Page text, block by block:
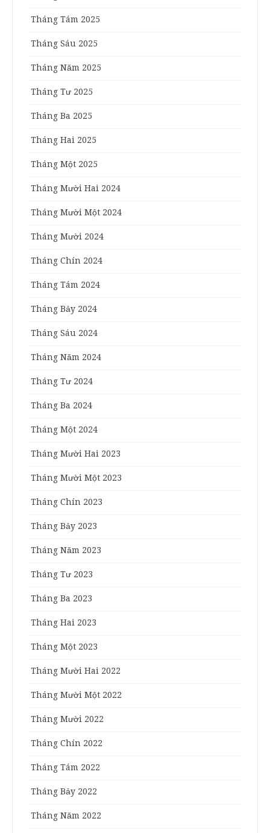
Tháng Tám 2025
Tháng Sáu 2025
Tháng Năm 2025
Tháng Tư 2025
Tháng Ba 2025
Tháng Hai 2025
Tháng Một 2025
Tháng Mười Hai 2024
Tháng Mười Một 2024
Tháng Mười 2024
Tháng Chín 2024
Tháng Tám 2024
Tháng Bảy 2024
Tháng Sáu 2024
Tháng Năm 2024
Tháng Tư 2024
Tháng Ba 2024
Tháng Một 2024
Tháng Mười Hai 2023
Tháng Mười Một 2023
Tháng Chín 2023
Tháng Bảy 2023
Tháng Năm 2023
Tháng Tư 2023
Tháng Ba 2023
Tháng Hai 2023
Tháng Một 2023
Tháng Mười Hai 2022
Tháng Mười Một 2022
Tháng Mười 2022
Tháng Chín 2022
Tháng Tám 2022
Tháng Bảy 2022
Tháng Năm 2022